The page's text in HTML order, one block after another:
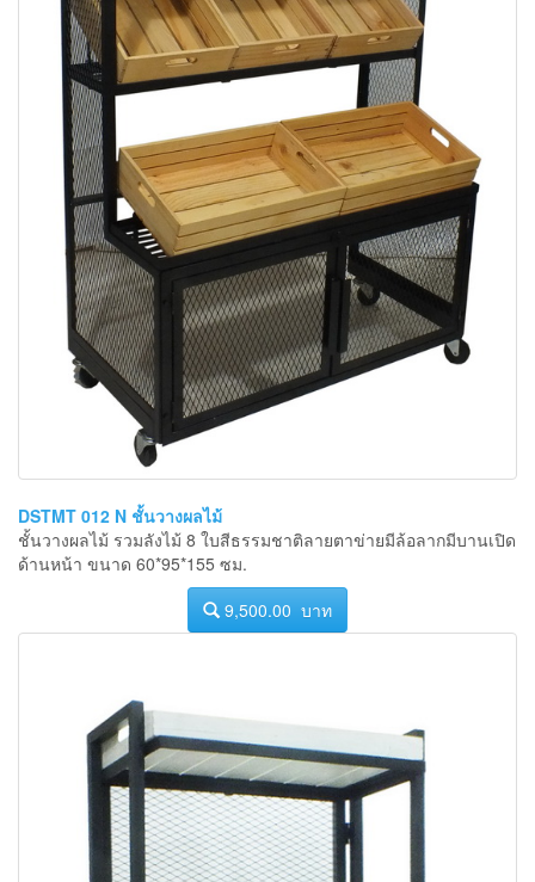
DSTMT 012 N ชั้นวางผลไม้
ชั้นวางผลไม้ รวมลังไม้ 8 ใบสีธรรมชาติลายตาข่ายมีล้อลากมีบานเปิด
ด้านหน้า ขนาด 60*95*155 ซม.
9,500.00 บาท